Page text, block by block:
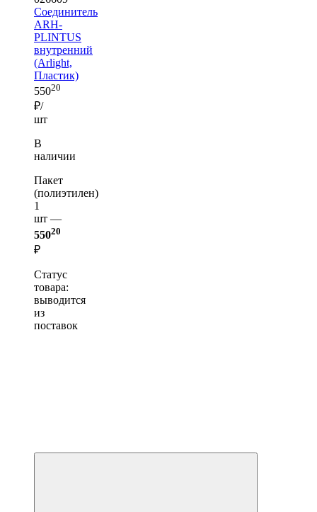
Соединитель
ARH-
PLINTUS
внутренний
(Arlight,
Пластик)
55020
₽/
шт
В
наличии
Пакет
(полиэтилен)
1
шт —
55020
₽
Статус
товара:
выводится
из
поставок